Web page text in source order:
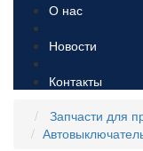
О нас
Новости
Контакты
Запчасти для